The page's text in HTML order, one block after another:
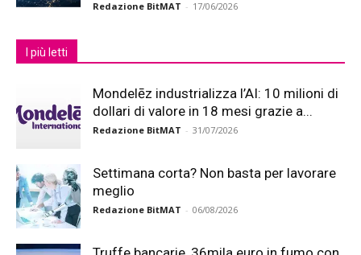
Redazione BitMAT - 17/06/2026
I più letti
Mondelēz industrializza l’AI: 10 milioni di
dollari di valore in 18 mesi grazie a...
Redazione BitMAT - 31/07/2026
Settimana corta? Non basta per lavorare
meglio
Redazione BitMAT - 06/08/2026